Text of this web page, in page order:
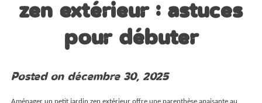
zen extérieur : astuces
pour débuter
Posted on décembre 30, 2025
Aménager un petit jardin zen extérieur offre une parenthèse apaisante au